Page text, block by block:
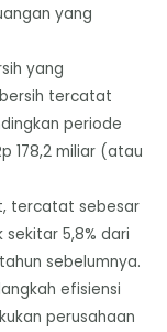
yang
yang
tercatat
periode
178,2 miliar (atau
tercatat sebesar
sekitar 5,8% dari
sebelumnya.
efisiensi
perusahaan